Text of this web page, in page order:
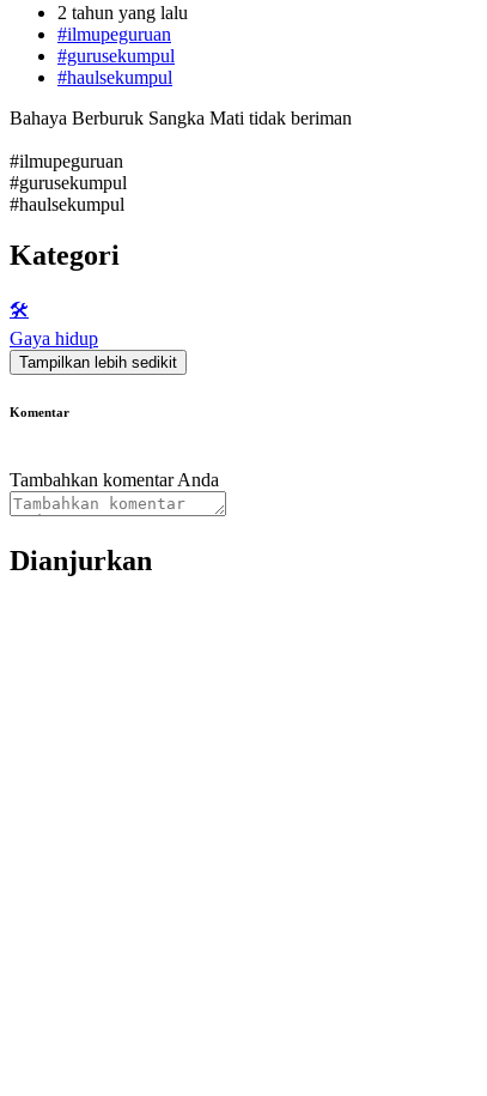
2 tahun yang lalu
#ilmupeguruan
#gurusekumpul
#haulsekumpul
Bahaya Berburuk Sangka Mati tidak beriman
#ilmupeguruan
#gurusekumpul
#haulsekumpul
Kategori
🛠️
Gaya hidup
Tampilkan lebih sedikit
Komentar
Tambahkan komentar Anda
Dianjurkan